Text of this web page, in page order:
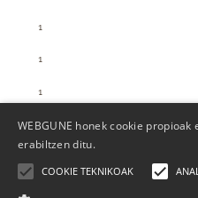
1
1
1
ZTH-REN KOPURUAK
WEBGUNE honek cookie
erabiltzen ditu.
COOKIE TEKNIKOAK